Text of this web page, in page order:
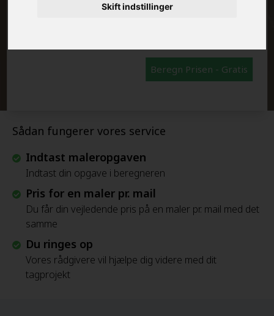
Skift indstillinger
Sådan fungerer vores service
Indtast maleropgaven
Indtast din opgave i beregneren
Pris for en maler pr. mail
Du får din vejledende pris på en maler pr. mail med det
samme
Du ringes op
Vores rådgivere vil hjælpe dig videre med dit
tagprojekt
FRAFLYTNINGSPAKKE:
Beregn Prisen - Gratis